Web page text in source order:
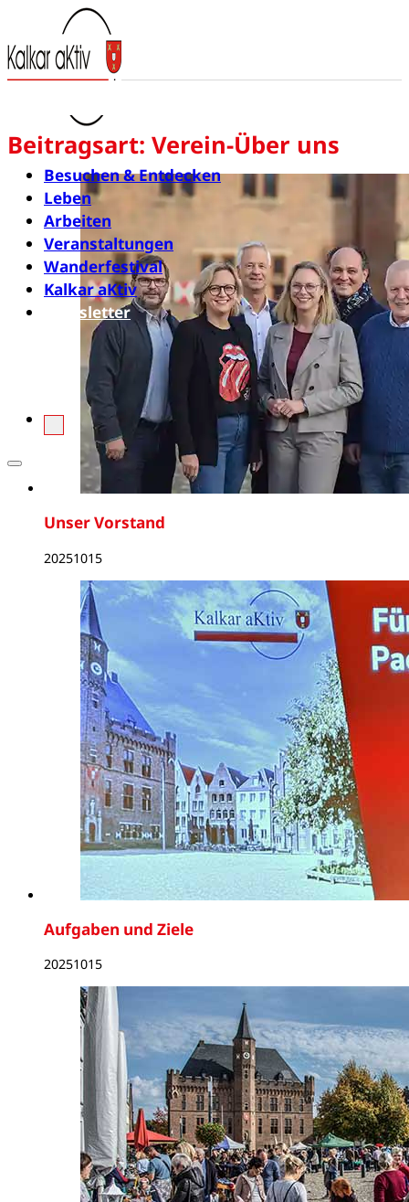
Besuchen & Entdecken
Leben
Arbeiten
Veranstaltungen
Wanderfestival
Kalkar aKtiv
Newsletter
Beitragsart: Verein-Über uns
Unser Vorstand
20251015
Aufgaben und Ziele
20251015